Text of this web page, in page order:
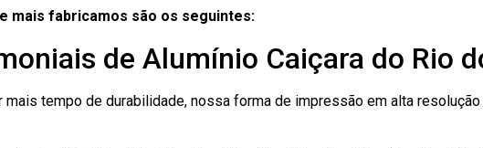
mais fabricamos são os seguintes:
de Alumínio Caiçara do Rio
mais tempo de durabilidade, nossa forma de impressão em alta